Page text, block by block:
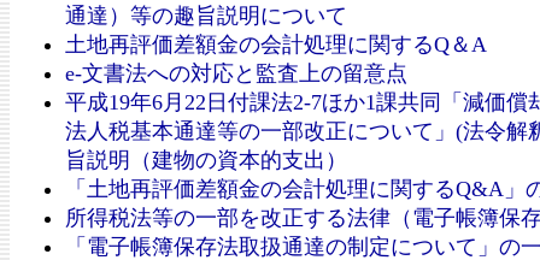
通達）等の趣旨説明について
土地再評価差額金の会計処理に関するQ＆A
e-文書法への対応と監査上の留意点
平成19年6月22日付課法2-7ほか1課共同「減価償
法人税基本通達等の一部改正について」(法令解
旨説明（建物の資本的支出）
「土地再評価差額金の会計処理に関するQ&A」
所得税法等の一部を改正する法律（電子帳簿保
「電子帳簿保存法取扱通達の制定について」の